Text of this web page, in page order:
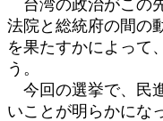
台湾の政治がこの
法院と総統府の間の
を果たすかによって
う。
今回の選挙で、民
いことが明らかにな